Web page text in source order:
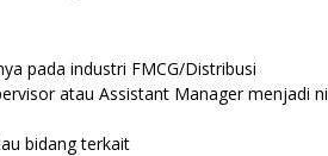
pada industri FMCG/Distribusi
atau Assistant Manager menjadi
bidang terkait